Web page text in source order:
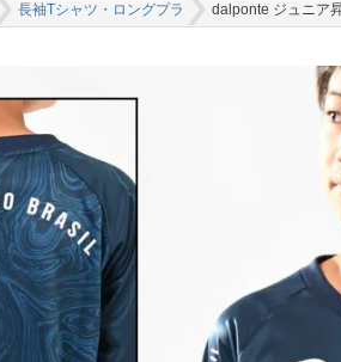
長袖Tシャツ・ロングプラ dalponte ジュニア